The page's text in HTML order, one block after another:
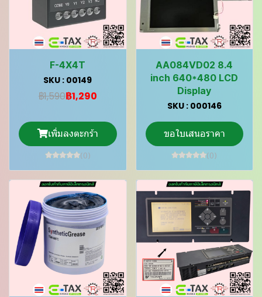
F-4X4T
SKU : 00149
฿1,590฿1,290
เพิ่มลงตะกร้า
(0)
AA084VD02 8.4
inch 640*480 LCD
Display
SKU : 000146
ขอใบเสนอราคา
(0)